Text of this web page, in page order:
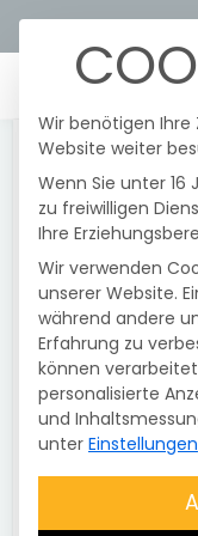
Heute
AG
und
der
Davon
über 25 kWp
wurden zum
100 %
ob Ihre
Wir benötigen Ihre
Website weiter
Wenn Sie unter
zu freiwilligen
Ihre
Wir verwenden
unserer Website.
während andere
Erfahrung zu
können verarbeitet
personalisierte
und
unter Einstellungen